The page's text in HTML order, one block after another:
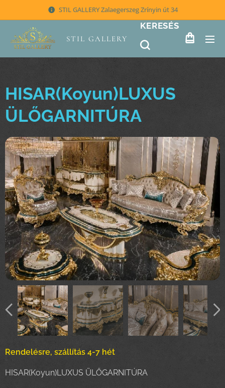
STIL GALLERY Zalaegerszeg Zrínyin út 34
STIL GALLERY
KERESÉS
HISAR(Koyun)LUXUS
ÜLŐGARNITÚRA
Rendelésre, szállítás 4-7 hét
HISAR(Koyun)LUXUS ÜLŐGARNITÚRA